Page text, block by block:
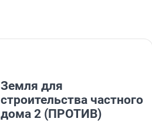
Земля для
строительства частного
дома 2 (ПРОТИВ)